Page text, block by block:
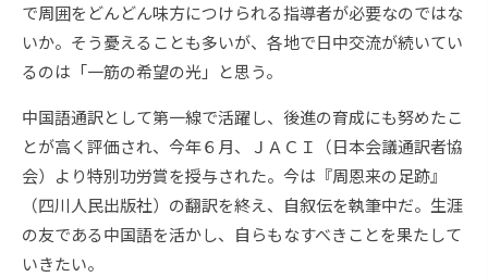
で周囲をどんどん味方につけられる指導者が必要なのではな
いか。そう憂えることも多いが、各地で日中交流が続いてい
るのは「一筋の希望の光」と思う。
中国語通訳として第一線で活躍し、後進の育成にも努めたこ
とが高く評価され、今年６月、ＪＡＣＩ（日本会議通訳者協
会）より特別功労賞を授与された。今は『周恩来の足跡』
（四川人民出版社）の翻訳を終え、自叙伝を執筆中だ。生涯
の友である中国語を活かし、自らもなすべきことを果たして
いきたい。